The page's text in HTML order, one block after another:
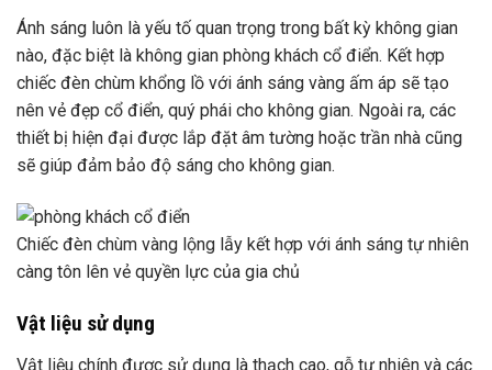
Ánh sáng luôn là yếu tố quan trọng trong bất kỳ không gian
nào, đặc biệt là không gian phòng khách cổ điển. Kết hợp
chiếc đèn chùm khổng lồ với ánh sáng vàng ấm áp sẽ tạo
nên vẻ đẹp cổ điển, quý phái cho không gian. Ngoài ra, các
thiết bị hiện đại được lắp đặt âm tường hoặc trần nhà cũng
sẽ giúp đảm bảo độ sáng cho không gian.
Chiếc đèn chùm vàng lộng lẫy kết hợp với ánh sáng tự nhiên
càng tôn lên vẻ quyền lực của gia chủ
Vật liệu sử dụng
Vật liệu chính được sử dụng là thạch cao, gỗ tự nhiên và các